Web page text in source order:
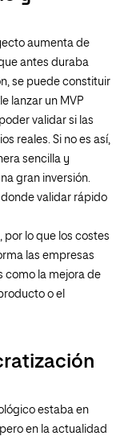
aumenta de
antes duraba
se puede constituir
lanzar un MVP
validar si las
reales. Si no es así,
sencilla y
gran inversión.
donde validar rápido
por lo que los costes
las empresas
como la mejora de
o el
estaba en
en la actualidad